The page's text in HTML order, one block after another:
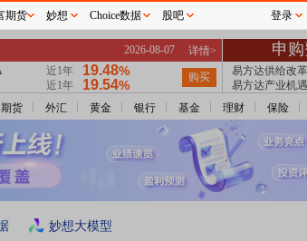
期货 外汇 黄金 银行 基金 理财 保险
妙想大模型
期货 妙想 Choice数据 股吧 登录